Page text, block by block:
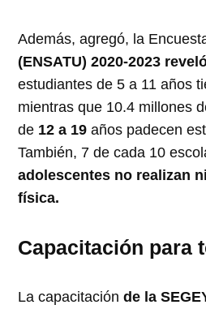
Además, agregó, la
(ENSATU) 2020-2023
estudiantes de 5 a 11 años
mientras que 10.4 millones
de 12 a 19años padecen
También, 7 de cada 10
adolescentes no realizan
física.
Capacitación para
La capacitación de la